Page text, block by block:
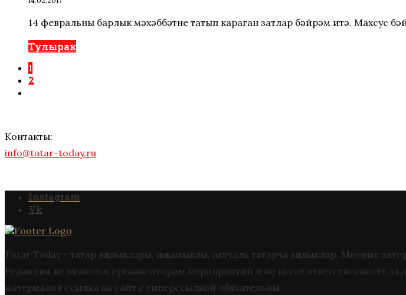
14 февральны барлык мәхәббәтне татып караган затлар бәйрәм итә. Махсус
Тулырак
1
2
Контакты:
info@tatar-today.ru
Instagram
Vk
Tatar Today - татар яңалыклары. иң кызыклы, актуаль татарча яңалыклар. Мнение
Редакция не является организатором мероприятий и не несет ответственность
материалов ссылка на сайт с гиперссылкой обязательны